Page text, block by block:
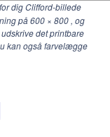
dig Clifford-billede
på600 × 800 , og
det printbare
kan også farvelægge